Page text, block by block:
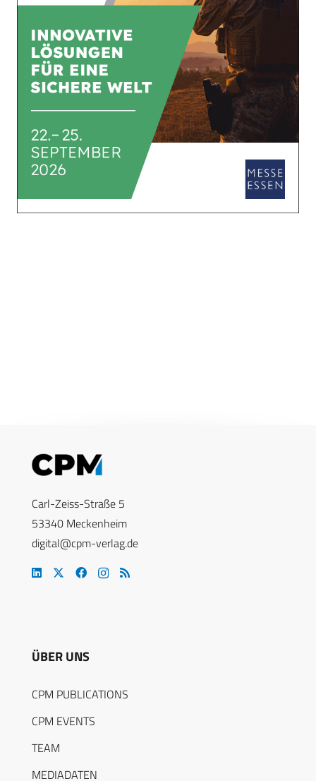
Carl-Zeiss-Straße 5
53340 Meckenheim
digital@cpm-verlag.de
ÜBER UNS
CPM PUBLICATIONS
CPM EVENTS
TEAM
MEDIADATEN